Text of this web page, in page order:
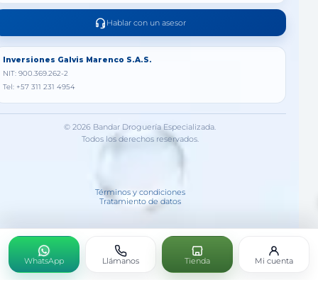
Hablar con un asesor
Inversiones Galvis Marenco S.A.S.
NIT: 900.369.262-2
Tel: +57 311 231 4954
© 2026 Bandar Droguería Especializada.
Todos los derechos reservados.
Términos y condiciones
Tratamiento de datos
WhatsApp Llámanos Tienda Mi cuenta